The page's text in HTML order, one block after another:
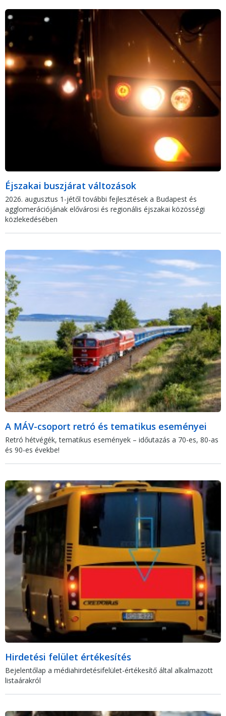
Éjszakai buszjárat változások
2026. augusztus 1-jétől további fejlesztések a Budapest és
agglomerációjának elővárosi és regionális éjszakai közösségi
közlekedésében
A MÁV-csoport retró és tematikus eseményei
Retró hétvégék, tematikus események – időutazás a 70-es, 80-as
és 90-es évekbe!
Hirdetési felület értékesítés
Bejelentőlap a médiahirdetésifelület-értékesítő által alkalmazott
listaárakról